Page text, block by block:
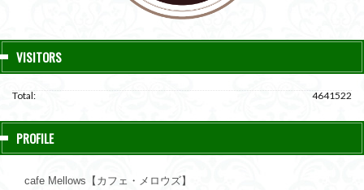
VISITORS
4641522
Total:
PROFILE
cafe Mellows【カフェ・メロウズ】